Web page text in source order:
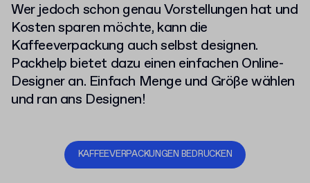
Wer jedoch schon genau Vorstellungen hat und
Kosten sparen möchte, kann die
Kaffeeverpackung auch selbst designen.
Packhelp bietet dazu einen einfachen Online-
Designer an. Einfach Menge und Größe wählen
und ran ans Designen!
KAFFEEVERPACKUNGEN BEDRUCKEN